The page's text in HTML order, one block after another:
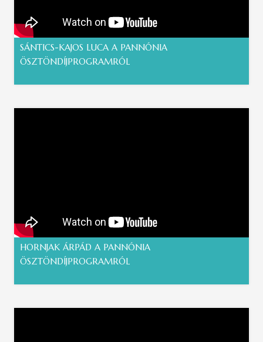
SÁNTICS-KAJOS LUCA A PANNÓNIA
ÖSZTÖNDÍJPROGRAMRÓL
HORNJAK ÁRPÁD A PANNÓNIA
ÖSZTÖNDÍJPROGRAMRÓL